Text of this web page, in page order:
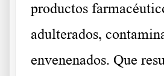
productos
adulterados,
envenenados. Que